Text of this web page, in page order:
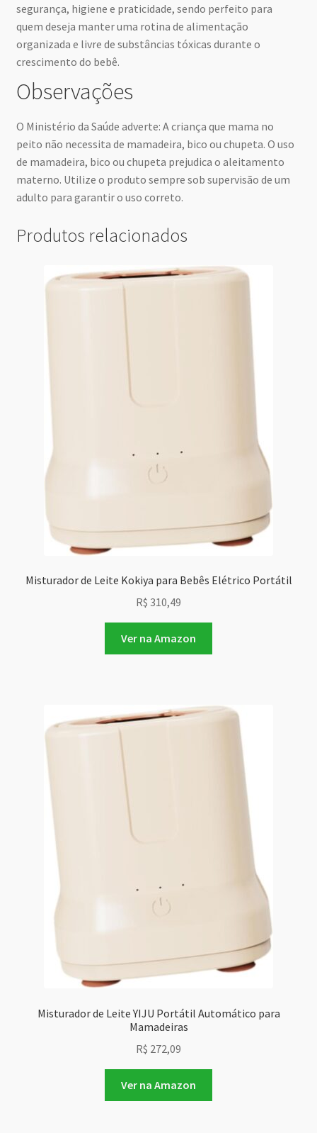
segurança, higiene e praticidade, sendo perfeito para
quem deseja manter uma rotina de alimentação
organizada e livre de substâncias tóxicas durante o
crescimento do bebê.
Observações
O Ministério da Saúde adverte: A criança que mama no
peito não necessita de mamadeira, bico ou chupeta. O uso
de mamadeira, bico ou chupeta prejudica o aleitamento
materno. Utilize o produto sempre sob supervisão de um
adulto para garantir o uso correto.
Produtos relacionados
Misturador de Leite Kokiya para Bebês Elétrico Portátil
R$ 310,49
Ver na Amazon
Misturador de Leite YIJU Portátil Automático para
Mamadeiras
R$ 272,09
Ver na Amazon